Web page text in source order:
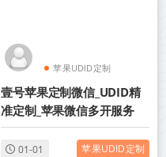
苹果UDID定制
UDID定制版微信
壹号苹果定制微信_UDID精
准定制_苹果微信多开服务
01-01 苹果UDID定制